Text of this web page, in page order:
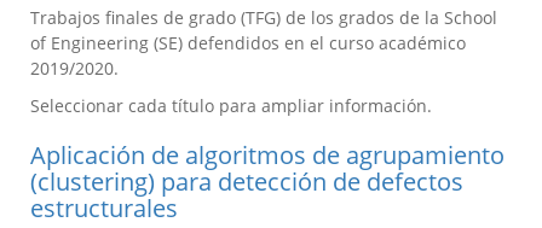
Trabajos finales de grado (TFG) de los grados de la School
of Engineering (SE) defendidos en el curso académico
2019/2020.
Seleccionar cada título para ampliar información.
Aplicación de algoritmos de agrupamiento
(clustering) para detección de defectos
estructurales